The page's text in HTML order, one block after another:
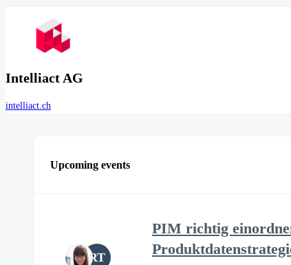
Intelliact AG
intelliact.ch
Upcoming events
RT
PIM richtig